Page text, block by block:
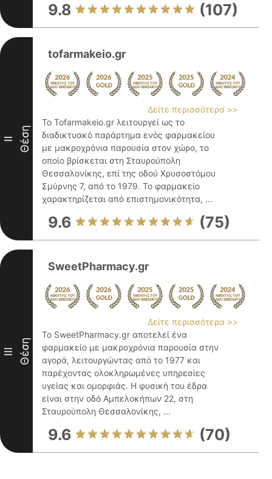
9.8 (107)
II Θέση
tofarmakeio.gr
Δείτε περισσότερα >>
Το Tofarmakeio.gr λειτουργεί ως το
διαδικτυακό παράρτημα ενός φαρμακείου
με μακροχρόνια παρουσία στον χώρο, το
οποίο βρίσκεται στη Σταυρούπολη
Θεσσαλονίκης, επί της οδού Χρυσοστόμου
Σμύρνης 7, από το 1979. Το φαρμακείο
χαρακτηρίζεται από επιστημονικότητα, ...
9.6 (75)
III Θέση
SweetPharmacy.gr
Δείτε περισσότερα >>
Το SweetPharmacy.gr αποτελεί ένα
φαρμακείο με μακροχρόνια παρουσία στην
αγορά, λειτουργώντας από το 1977 και
παρέχοντας ολοκληρωμένες υπηρεσίες
υγείας και ομορφιάς. Η φυσική του έδρα
είναι στην οδό Αμπελοκήπων 22, στη
Σταυρούπολη Θεσσαλονίκης, ...
9.6 (70)